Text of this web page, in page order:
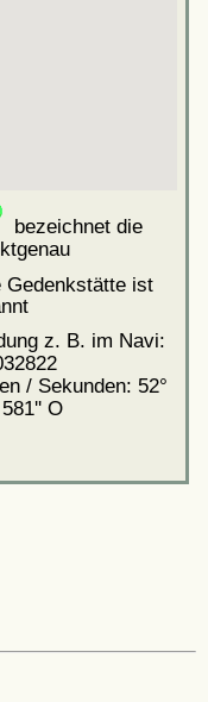
bezeichnet die
Gedenkstätte ist
z. B. im Navi:
/ Sekunden: 52°
O